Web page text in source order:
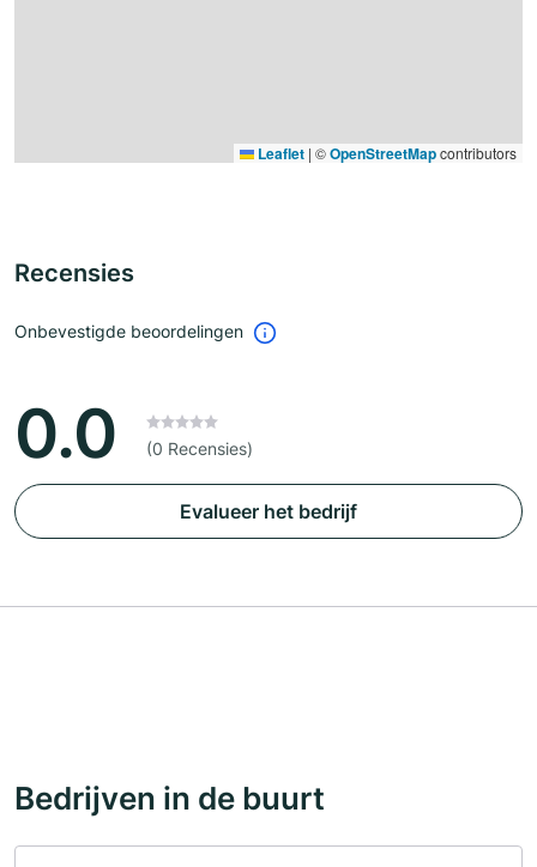
Leaflet | ©OpenStreetMapcontributors
Recensies
Onbevestigde beoordelingen
0.0 (0 Recensies)
Evalueer het bedrijf
Bedrijven in de buurt